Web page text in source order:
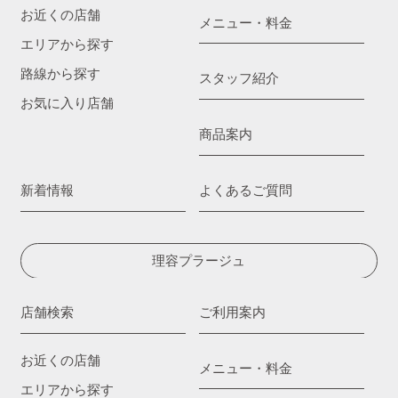
お近くの店舗
エリアから探す
路線から探す
お気に入り店舗
メニュー・料金
スタッフ紹介
商品案内
新着情報 よくあるご質問
理容プラージュ
店舗検索
お近くの店舗
エリアから探す
ご利用案内
メニュー・料金